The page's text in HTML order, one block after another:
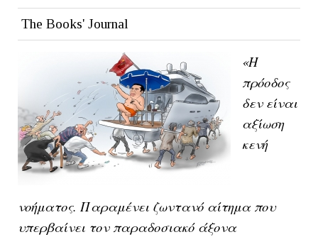
The Books' Journal
«Η
πρόοδος
δεν είναι
αξίωση
κενή
νοήματος. Παραμένει ζωντανό αίτημα που
υπερβαίνει τον παραδοσιακό άξονα